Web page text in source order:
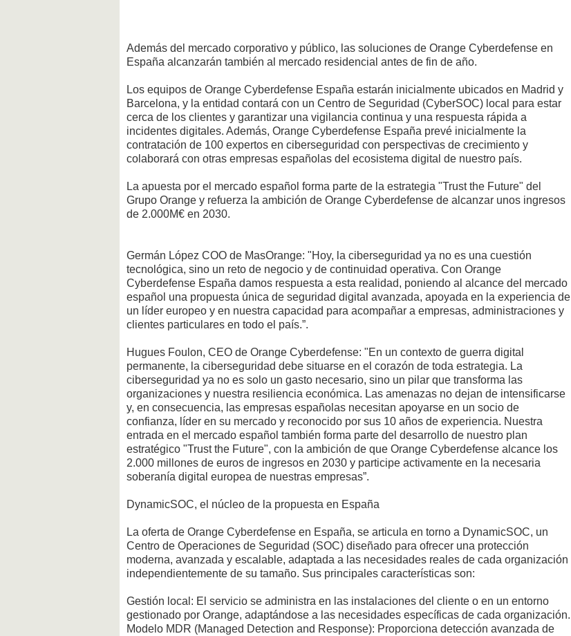
Además del mercado corporativo y público, las soluciones de Orange Cyberdefense en
España alcanzarán también al mercado residencial antes de fin de año.
Los equipos de Orange Cyberdefense España estarán inicialmente ubicados en Madrid y
Barcelona, y la entidad contará con un Centro de Seguridad (CyberSOC) local para estar
cerca de los clientes y garantizar una vigilancia continua y una respuesta rápida a
incidentes digitales. Además, Orange Cyberdefense España prevé inicialmente la
contratación de 100 expertos en ciberseguridad con perspectivas de crecimiento y
colaborará con otras empresas españolas del ecosistema digital de nuestro país.
La apuesta por el mercado español forma parte de la estrategia "Trust the Future" del
Grupo Orange y refuerza la ambición de Orange Cyberdefense de alcanzar unos ingresos
de 2.000M€ en 2030.
Germán López COO de MasOrange: "Hoy, la ciberseguridad ya no es una cuestión
tecnológica, sino un reto de negocio y de continuidad operativa. Con Orange
Cyberdefense España damos respuesta a esta realidad, poniendo al alcance del mercado
español una propuesta única de seguridad digital avanzada, apoyada en la experiencia de
un líder europeo y en nuestra capacidad para acompañar a empresas, administraciones y
clientes particulares en todo el país.”.
Hugues Foulon, CEO de Orange Cyberdefense: "En un contexto de guerra digital
permanente, la ciberseguridad debe situarse en el corazón de toda estrategia. La
ciberseguridad ya no es solo un gasto necesario, sino un pilar que transforma las
organizaciones y nuestra resiliencia económica. Las amenazas no dejan de intensificarse
y, en consecuencia, las empresas españolas necesitan apoyarse en un socio de
confianza, líder en su mercado y reconocido por sus 10 años de experiencia. Nuestra
entrada en el mercado español también forma parte del desarrollo de nuestro plan
estratégico "Trust the Future", con la ambición de que Orange Cyberdefense alcance los
2.000 millones de euros de ingresos en 2030 y participe activamente en la necesaria
soberanía digital europea de nuestras empresas”.
DynamicSOC, el núcleo de la propuesta en España
La oferta de Orange Cyberdefense en España, se articula en torno a DynamicSOC, un
Centro de Operaciones de Seguridad (SOC) diseñado para ofrecer una protección
moderna, avanzada y escalable, adaptada a las necesidades reales de cada organización
independientemente de su tamaño. Sus principales características son:
Gestión local: El servicio se administra en las instalaciones del cliente o en un entorno
gestionado por Orange, adaptándose a las necesidades específicas de cada organización.
Modelo MDR (Managed Detection and Response): Proporciona detección avanzada de